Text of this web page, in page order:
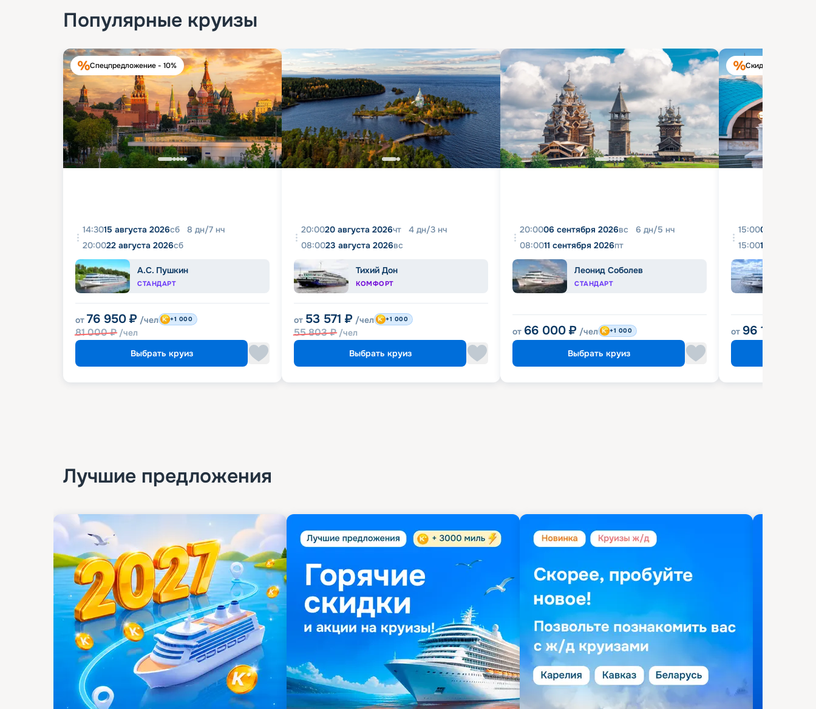
Популярные круизы
Спецпредложение - 10%
14:3015 августа 2026сб 8 дн/7 нч
20:0022 августа 2026сб
А.С. Пушкин
СТАНДАРТ
от 76 950 ₽ /чел
81 000₽ /чел
+1 000
Выбрать круиз
20:0020 августа 2026чт 4 дн/3 нч
08:0023 августа 2026вс
Тихий Дон
КОМФОРТ
от 53 571 ₽ /чел
55 803₽ /чел
+1 000
Выбрать круиз
20:0006 сентября 2026вс 6 дн/5 нч
08:0011 сентября 2026пт
Леонид Соболев
СТАНДАРТ
от 66 000 ₽ /чел +1 000
Выбрать круиз
Скидка на круиз
15:0008 августа
15:0018 августа
от 96 120
Лучшие предложения